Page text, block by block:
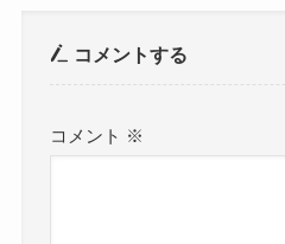
コメントする
コメント ※